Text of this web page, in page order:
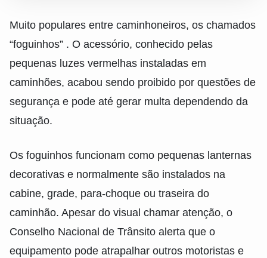
Muito populares entre caminhoneiros, os chamados
“foguinhos” . O acessório, conhecido pelas
pequenas luzes vermelhas instaladas em
caminhões, acabou sendo proibido por questões de
segurança e pode até gerar multa dependendo da
situação.
Os foguinhos funcionam como pequenas lanternas
decorativas e normalmente são instalados na
cabine, grade, para-choque ou traseira do
caminhão. Apesar do visual chamar atenção, o
Conselho Nacional de Trânsito alerta que o
equipamento pode atrapalhar outros motoristas e